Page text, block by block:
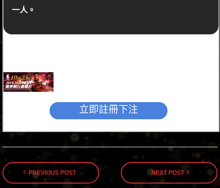
一人。
立即註冊下注
PREVIOUS POST NEXT POST